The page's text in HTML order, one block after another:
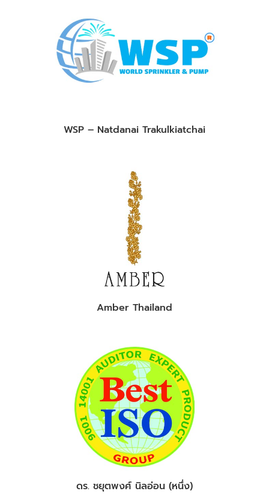
WSP – Natdanai Trakulkiatchai
Amber Thailand
ดร. ชยุตพงศ์ นิลอ่อน (หนึ่ง)